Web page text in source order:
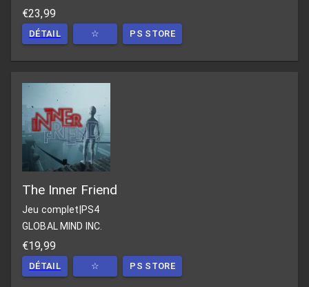
€23,99
DÉTAIL ☆ PS STORE
The Inner Friend
Jeu complet|PS4
GLOBAL MIND INC.
€19,99
DÉTAIL ☆ PS STORE